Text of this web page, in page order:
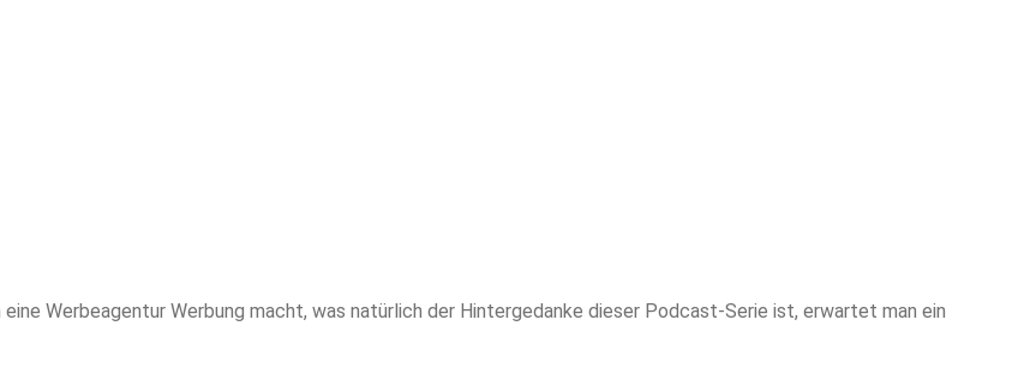
Werbeagentur Werbung macht, was natürlich der Hintergedanke dieser Podcast-Serie ist, erwartet man ein